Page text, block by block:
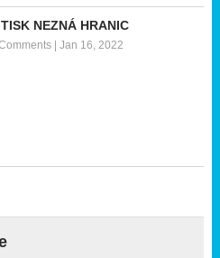
NEZNÁ HRANIC
| Jan 16, 2022